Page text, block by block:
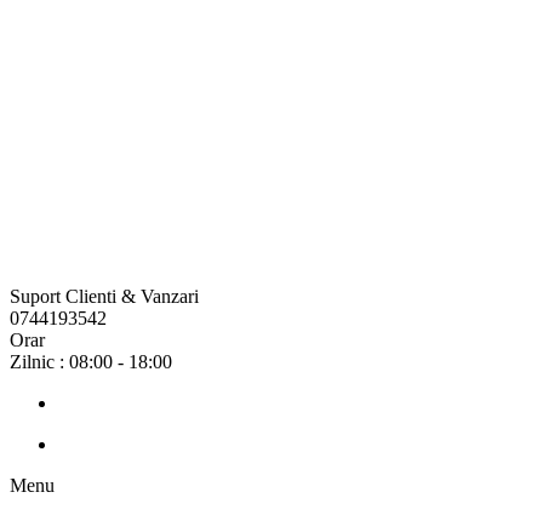
Suport Clienti & Vanzari
0744193542
Orar
Zilnic : 08:00 - 18:00
Menu